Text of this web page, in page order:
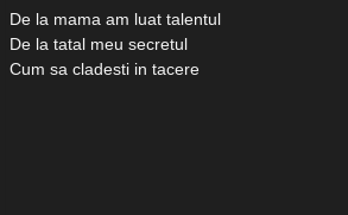
De la mama am luat talentul
De la tatal meu secretul
Cum sa cladesti in tacere